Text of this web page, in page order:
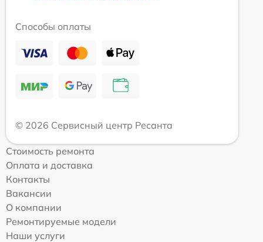
Способы оплаты
© 2026 Сервисный центр Ресанта
Стоимость ремонта
Оплата и доставка
Контакты
Вакансии
О компании
Ремонтируемые модели
Наши услуги